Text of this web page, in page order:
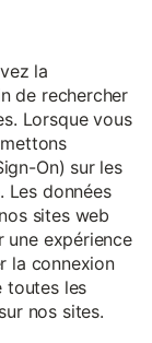
la
de rechercher
Lorsque vous
On) sur les
Les données
sites web
une expérience
la connexion
toutes les
nos sites.